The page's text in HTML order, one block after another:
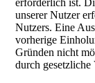
erforderlich ist.
unserer Nutzer
Nutzers. Eine
vorherige
Gründen nicht
durch gesetzliche